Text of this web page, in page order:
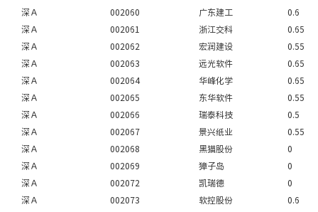
深Ａ
002060 广东建工
0.6
深Ａ
002061 浙江交科
0.65
深Ａ
002062 宏润建设
0.55
深Ａ
002063 远光软件
0.65
深Ａ
002064 华峰化学
0.65
深Ａ
002065 东华软件
0.55
深Ａ
002066 瑞泰科技
0.5
深Ａ
002067 景兴纸业
0.55
深Ａ
002068 黑猫股份
0
深Ａ
002069 獐子岛
0
深Ａ
002072 凯瑞德
0
深Ａ
002073 软控股份
0.6